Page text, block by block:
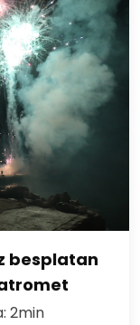
besplatan
2min